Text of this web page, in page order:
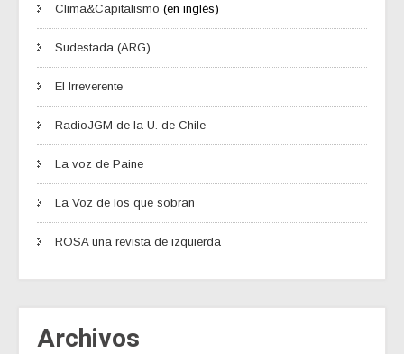
Clima&Capitalismo (en inglés)
Sudestada (ARG)
El Irreverente
RadioJGM de la U. de Chile
La voz de Paine
La Voz de los que sobran
ROSA una revista de izquierda
Archivos